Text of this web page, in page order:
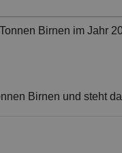
Birnen im Jahr
Birnen und steht